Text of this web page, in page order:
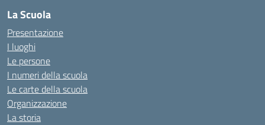
La Scuola
Presentazione
I luoghi
Le persone
I numeri della scuola
Le carte della scuola
Organizzazione
La storia